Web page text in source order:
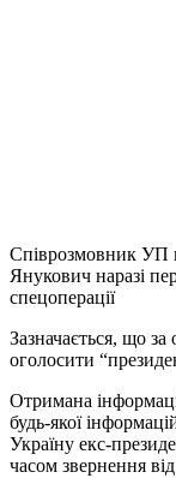
Співрозмовник УП
Янукович наразі
спецоперації
Зазначається, що за
оголосити
Отримана
будь-якої
Україну екс-
часом звернення